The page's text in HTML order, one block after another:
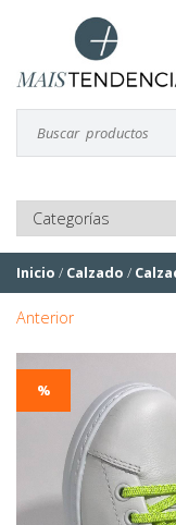
Inicio / Calzado /
Anterior
%